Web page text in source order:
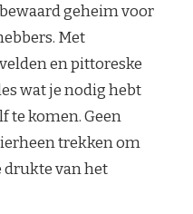
geheim voor
Met
en pittoreske
wat je nodig hebt
te komen. Geen
trekken om
drukte van het